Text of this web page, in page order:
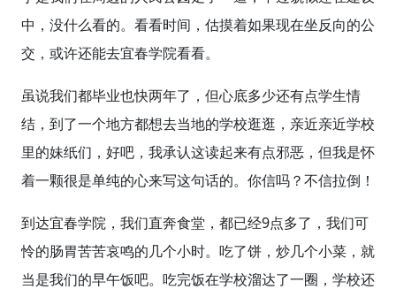
中，没什么看的。看看时间，估摸着如果现在坐反向的公
交，或许还能去宜春学院看看。
虽说我们都毕业也快两年了，但心底多少还有点学生情
结，到了一个地方都想去当地的学校逛逛，亲近亲近学校
里的妹纸们，好吧，我承认这读起来有点邪恶，但我是怀
着一颗很是单纯的心来写这句话的。你信吗？不信拉倒！
到达宜春学院，我们直奔食堂，都已经9点多了，我们可
怜的肠胃苦苦哀鸣的几个小时。吃了饼，炒几个小菜，就
当是我们的早午饭吧。吃完饭在学校溜达了一圈，学校还